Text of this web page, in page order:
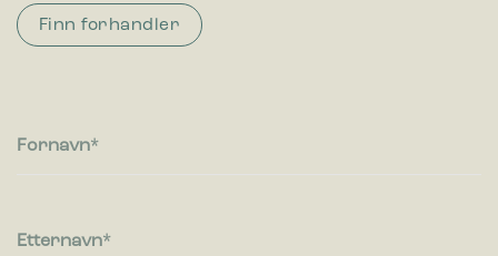
Finn forhandler
Fornavn
Etternavn